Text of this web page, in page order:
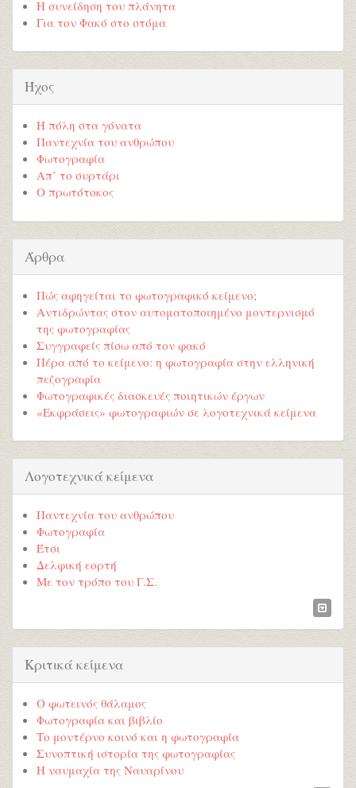
Η συνείδηση του πλάνητα
Για τον Φακό στο στόμα
Ήχος
Η πόλη στα γόνατα
Παντεχνία του ανθρώπου
Φωτογραφία
Απ’ το συρτάρι
Ο πρωτότοκος
Άρθρα
Πώς αφηγείται το φωτογραφικό κείμενο;
Αντιδρώντας στον αυτοματοποιημένο μοντερνισμό
της φωτογραφίας
Συγγραφείς πίσω από τον φακό
Πέρα από το κείμενο: η φωτογραφία στην ελληνική
πεζογραφία
Φωτογραφικές διασκευές ποιητικών έργων
«Εκφράσεις» φωτογραφιών σε λογοτεχνικά κείμενα
Λογοτεχνικά κείμενα
Παντεχνία του ανθρώπου
Φωτογραφία
Έτσι
Δελφική εορτή
Με τον τρόπο του Γ.Σ.
Κριτικά κείμενα
Ο φωτεινός θάλαμος
Φωτογραφία και βιβλίο
Το μοντέρνο κοινό και η φωτογραφία
Συνοπτική ιστορία της φωτογραφίας
Η ναυμαχία της Ναυαρίνου